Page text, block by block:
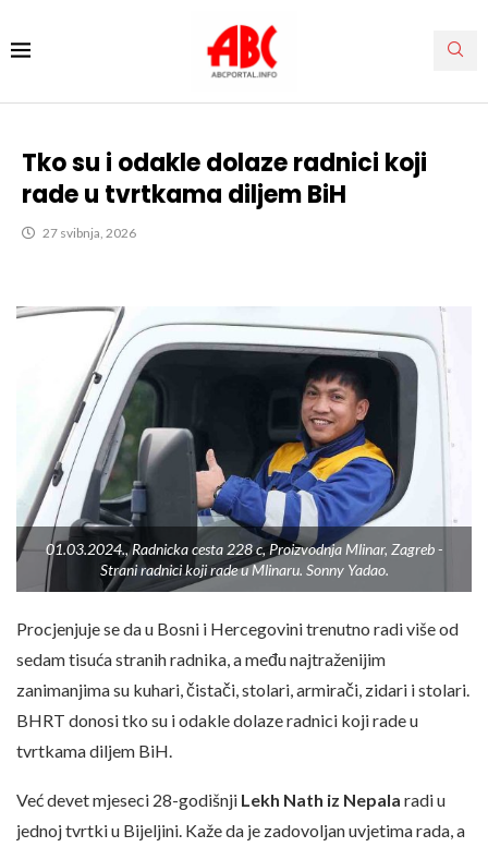
Tko su i odakle dolaze radnici koji
rade u tvrtkama diljem BiH
27 svibnja, 2026
01.03.2024., Radnicka cesta 228 c, Proizvodnja Mlinar, Zagreb -
Strani radnici koji rade u Mlinaru. Sonny Yadao.
Procjenjuje se da u Bosni i Hercegovini trenutno radi više od
sedam tisuća stranih radnika, a među najtraženijim
zanimanjima su kuhari, čistači, stolari, armirači, zidari i stolari.
BHRT donosi tko su i odakle dolaze radnici koji rade u
tvrtkama diljem BiH.
Već devet mjeseci 28-godišnji Lekh Nath iz Nepala radi u
jednoj tvrtki u Bijeljini. Kaže da je zadovoljan uvjetima rada, a